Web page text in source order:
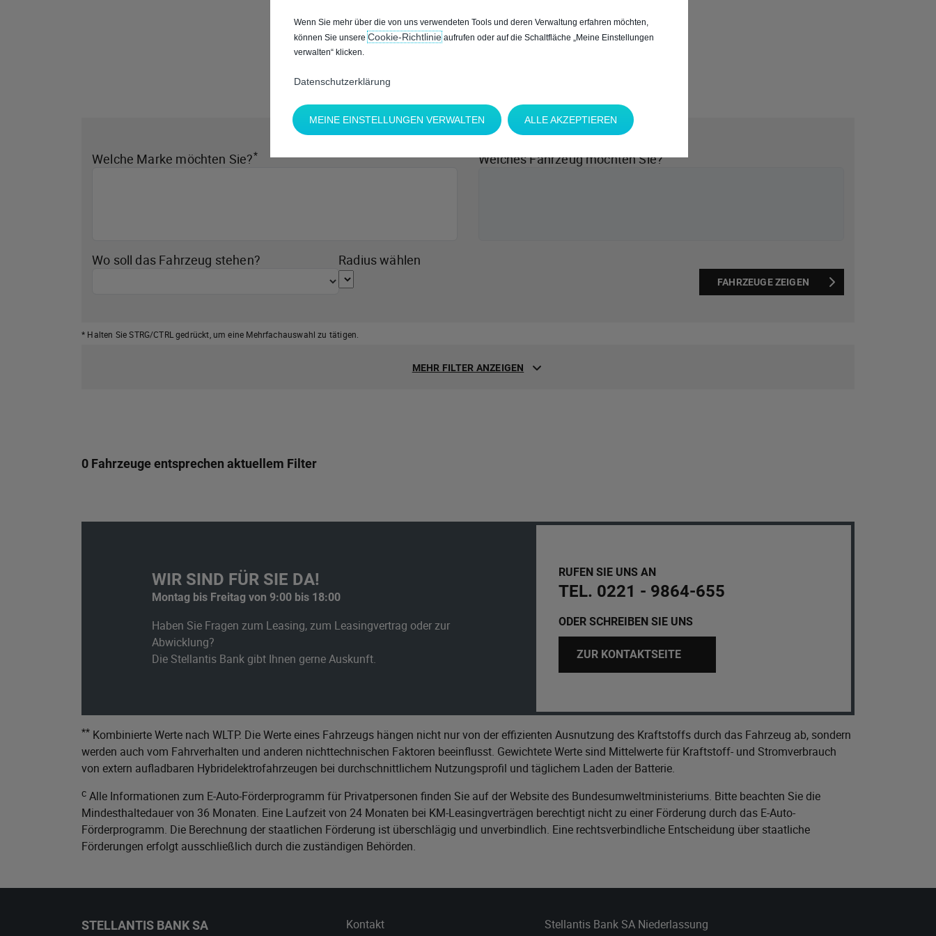
Welche Marke möchten Sie?* Welches Fahrzeug möchten Sie?*
Wo soll das Fahrzeug stehen? Radius wählen
FAHRZEUGE ZEIGEN
* Halten Sie STRG/CTRL gedrückt, um eine Mehrfachauswahl zu tätigen.
MEHR FILTER ANZEIGEN
0 Fahrzeuge entsprechen aktuellem Filter
WIR SIND FÜR SIE DA!
Montag bis Freitag von 9:00 bis 18:00
Haben Sie Fragen zum Leasing, zum Leasingvertrag oder zur
Abwicklung?
Die Stellantis Bank gibt Ihnen gerne Auskunft.
RUFEN SIE UNS AN
TEL. 0221 - 9864-655
ODER SCHREIBEN SIE UNS
ZUR KONTAKTSEITE
** Kombinierte Werte nach WLTP. Die Werte eines Fahrzeugs hängen nicht nur von der effizienten Ausnutzung des Kraftstoffs durch das Fahrzeug ab, sondern
werden auch vom Fahrverhalten und anderen nichttechnischen Faktoren beeinflusst. Gewichtete Werte sind Mittelwerte für Kraftstoff- und Stromverbrauch
von extern aufladbaren Hybridelektrofahrzeugen bei durchschnittlichem Nutzungsprofil und täglichem Laden der Batterie.
c Alle Informationen zum E-Auto-Förderprogramm für Privatpersonen finden Sie auf der Website des Bundesumweltministeriums. Bitte beachten Sie die
Mindesthaltedauer von 36 Monaten. Eine Laufzeit von 24 Monaten bei KM-Leasingverträgen berechtigt nicht zu einer Förderung durch das E-Auto-
Förderprogramm. Die Berechnung der staatlichen Förderung ist überschlägig und unverbindlich. Eine rechtsverbindliche Entscheidung über staatliche
Förderungen erfolgt ausschließlich durch die zuständigen Behörden.
STELLANTIS BANK SA
Kontakt
Stellantis Bank SA Niederlassung
Wenn Sie mehr über die von uns verwendeten Tools und deren Verwaltung erfahren möchten,
können Sie unsereCookie‑Richtlinieaufrufen oder auf die Schaltfläche „Meine Einstellungen
verwalten“ klicken.
Datenschutzerklärung
MEINE EINSTELLUNGEN VERWALTEN ALLE AKZEPTIEREN